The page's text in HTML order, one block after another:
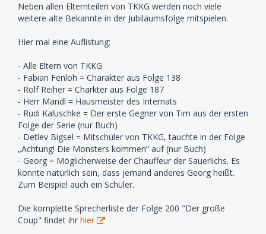
Neben allen Elternteilen von TKKG werden noch viele
weitere alte Bekannte in der Jubiläumsfolge mitspielen.
Hier mal eine Auflistung:
- Alle Eltern von TKKG
- Fabian Fenloh = Charakter aus Folge 138
- Rolf Reiher = Charkter aus Folge 187
- Herr Mandl = Hausmeister des Internats
- Rudi Kaluschke = Der erste Gegner von Tim aus der ersten
Folge der Serie (nur Buch)
- Detlev Bigsel = Mitschüler von TKKG, tauchte in der Folge
„Achtung! Die Monsters kommen“ auf (nur Buch)
- Georg = Möglicherweise der Chauffeur der Sauerlichs. Es
könnte natürlich sein, dass jemand anderes Georg heißt.
Zum Beispiel auch ein Schüler.
Die komplette Sprecherliste der Folge 200 "Der große
Coup" findet ihr hier